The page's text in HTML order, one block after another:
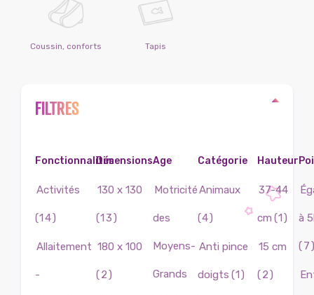
Coussin, conforts Tapis
FILTRES
Fonctionnalités
Activités
(14)
Allaitement
-
Dimensions
130 x 130
(13)
180 x 100
(2)
Age
Motricité
des
Moyens-
Grands
Catégorie
Animaux
(4)
Anti pince
doigts (1)
Hauteur
37-44
cm (1)
15 cm
(2)
à